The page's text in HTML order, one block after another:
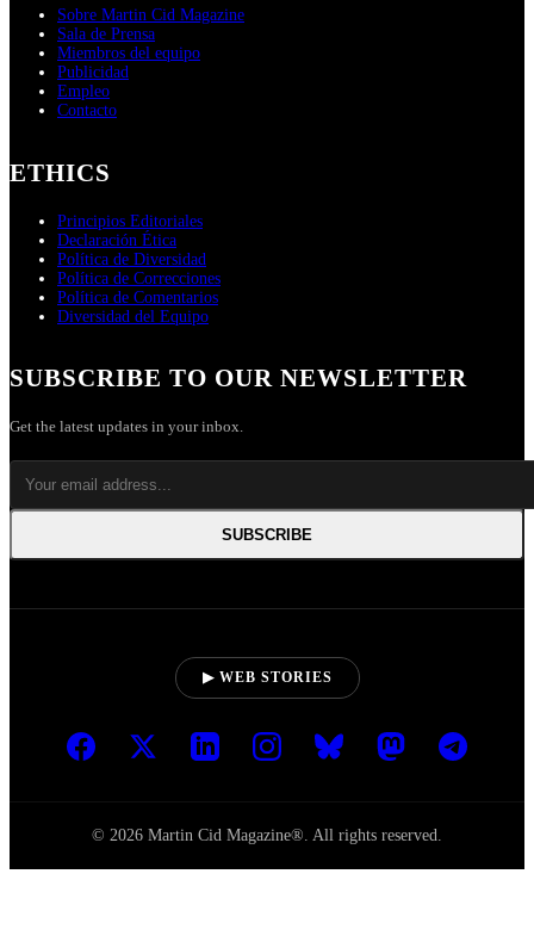
Sobre Martin Cid Magazine
Sala de Prensa
Miembros del equipo
Publicidad
Empleo
Contacto
ETHICS
Principios Editoriales
Declaración Ética
Política de Diversidad
Política de Correcciones
Política de Comentarios
Diversidad del Equipo
SUBSCRIBE TO OUR NEWSLETTER
Get the latest updates in your inbox.
SUBSCRIBE
▶ WEB STORIES
© 2026 Martin Cid Magazine®. All rights reserved.